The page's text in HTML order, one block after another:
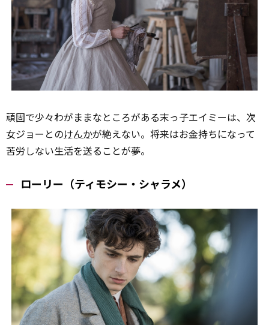
頑固で少々わがままなところがある末っ子エイミーは、次
女ジョーとのけんかが絶えない。将来はお金持ちになって
苦労しない生活を送ることが夢。
ローリー（ティモシー・シャラメ）